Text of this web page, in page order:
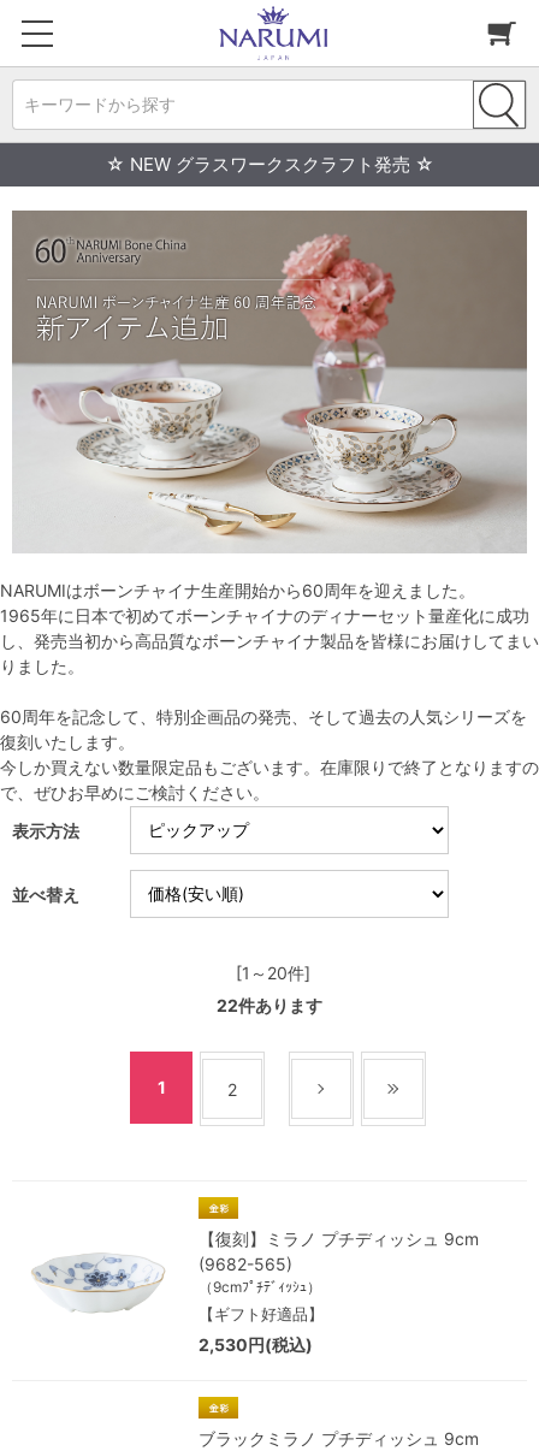
キーワードから探す
☆ NEW グラスワークスクラフト発売 ☆
NARUMIはボーンチャイナ生産開始から60周年を迎えました。
1965年に日本で初めてボーンチャイナのディナーセット量産化に成功
し、発売当初から高品質なボーンチャイナ製品を皆様にお届けしてまい
りました。
60周年を記念して、特別企画品の発売、そして過去の人気シリーズを
復刻いたします。
今しか買えない数量限定品もございます。在庫限りで終了となりますの
で、ぜひお早めにご検討ください。
表示方法
並べ替え
[1～20件]
22件あります
1 2
【復刻】ミラノ プチディッシュ 9cm
(9682-565)
（9cmﾌﾟﾁﾃﾞｨｯｼｭ）
【ギフト好適品】
2,530円(税込)
ブラックミラノ プチディッシュ 9cm